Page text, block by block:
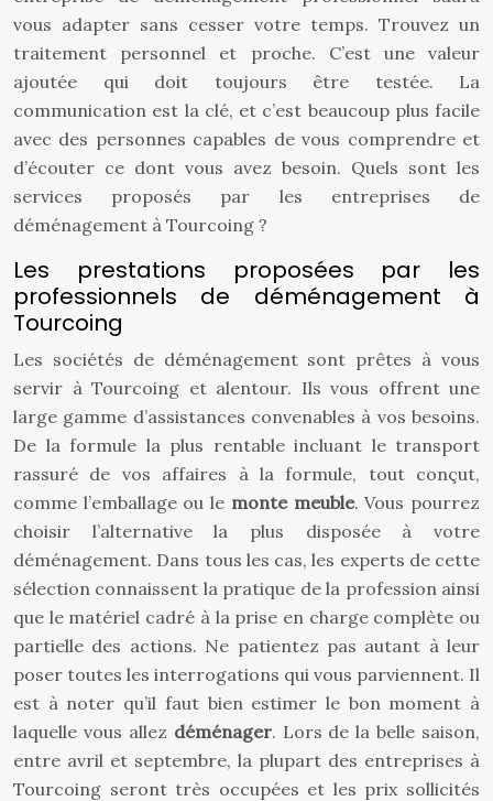
vous adapter sans cesser votre temps. Trouvez un
traitement personnel et proche. C’est une valeur
ajoutée qui doit toujours être testée. La
communication est la clé, et c’est beaucoup plus facile
avec des personnes capables de vous comprendre et
d’écouter ce dont vous avez besoin. Quels sont les
services proposés par les entreprises de
déménagement à Tourcoing ?
Les prestations proposées par les
professionnels de déménagement à
Tourcoing
Les sociétés de déménagement sont prêtes à vous
servir à Tourcoing et alentour. Ils vous offrent une
large gamme d’assistances convenables à vos besoins.
De la formule la plus rentable incluant le transport
rassuré de vos affaires à la formule, tout conçut,
comme l’emballage ou le monte meuble. Vous pourrez
choisir l’alternative la plus disposée à votre
déménagement. Dans tous les cas, les experts de cette
sélection connaissent la pratique de la profession ainsi
que le matériel cadré à la prise en charge complète ou
partielle des actions. Ne patientez pas autant à leur
poser toutes les interrogations qui vous parviennent. Il
est à noter qu’il faut bien estimer le bon moment à
laquelle vous allez déménager. Lors de la belle saison,
entre avril et septembre, la plupart des entreprises à
Tourcoing seront très occupées et les prix sollicités